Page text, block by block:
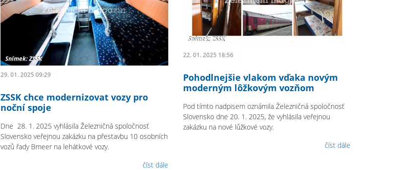
29. 01. 2025 09:29
ZSSK chce modernizovat vozy pro
noční spoje
Dne 28. 1. 2025 vyhlásila Železničná spoločnosť
Slovensko veřejnou zakázku na přestavbu 10 osobních
vozů řady Bmeer na lehátkové vozy.
číst dále
22. 01. 2025 18:56
Pohodlnejšie vlakom vďaka novým
moderným lôžkovým vozňom
Pod tímto nadpisem oznámila Železničná spoločnosť
Slovensko dne 20. 1. 2025, že vyhlásila veřejnou
zakázku na nové lůžkové vozy.
číst dále